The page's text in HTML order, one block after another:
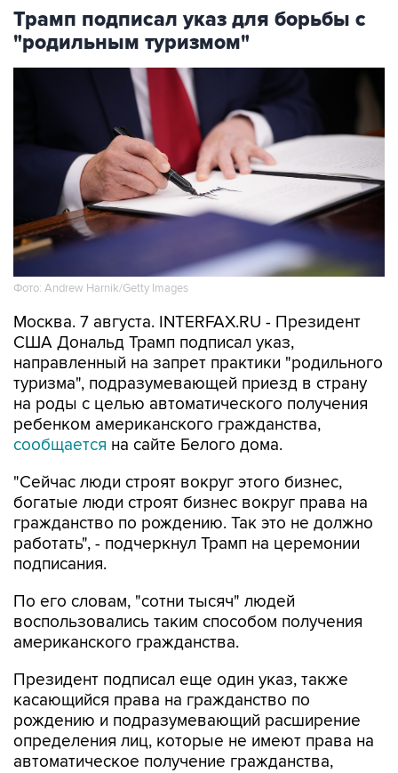
Трамп подписал указ для борьбы с
"родильным туризмом"
Фото: Andrew Harnik/Getty Images
Москва. 7 августа. INTERFAX.RU - Президент
США Дональд Трамп подписал указ,
направленный на запрет практики "родильного
туризма", подразумевающей приезд в страну
на роды с целью автоматического получения
ребенком американского гражданства,
сообщается на сайте Белого дома.
"Сейчас люди строят вокруг этого бизнес,
богатые люди строят бизнес вокруг права на
гражданство по рождению. Так это не должно
работать", - подчеркнул Трамп на церемонии
подписания.
По его словам, "сотни тысяч" людей
воспользовались таким способом получения
американского гражданства.
Президент подписал еще один указ, также
касающийся права на гражданство по
рождению и подразумевающий расширение
определения лиц, которые не имеют права на
автоматическое получение гражданства,